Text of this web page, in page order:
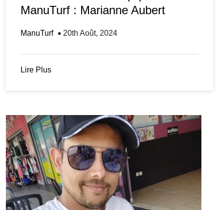
ManuTurf : Marianne Aubert
ManuTurf 20th Août, 2024
Lire Plus